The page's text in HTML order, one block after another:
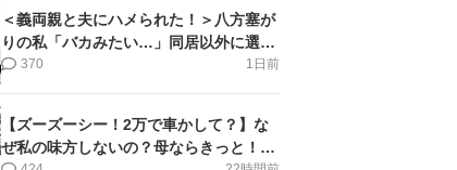
＜義両親と夫にハメられた！＞八方塞が
りの私「バカみたい…」同居以外に選択
肢がない【第5話まんが】
1日前
370
【ズーズーシー！2万で車かして？】な
ぜ私の味方しないの？母ならきっと！＜